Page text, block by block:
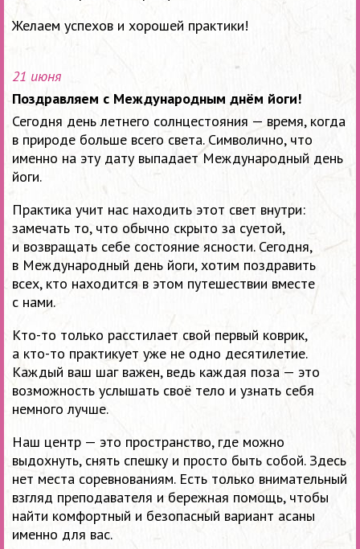
Желаем успехов и хорошей практики!
21 июня
Поздравляем с Международным днём йоги!
Сегодня день летнего солнцестояния — время, когда
в природе больше всего света. Символично, что
именно на эту дату выпадает Международный день
йоги.
Практика учит нас находить этот свет внутри:
замечать то, что обычно скрыто за суетой,
и возвращать себе состояние ясности. Сегодня,
в Международный день йоги, хотим поздравить
всех, кто находится в этом путешествии вместе
с нами.
Кто-то только расстилает свой первый коврик,
а кто-то практикует уже не одно десятилетие.
Каждый ваш шаг важен, ведь каждая поза — это
возможность услышать своё тело и узнать себя
немного лучше.
Наш центр — это пространство, где можно
выдохнуть, снять спешку и просто быть собой. Здесь
нет места соревнованиям. Есть только внимательный
взгляд преподавателя и бережная помощь, чтобы
найти комфортный и безопасный вариант асаны
именно для вас.